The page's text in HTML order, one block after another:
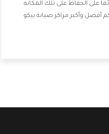
على الحفاظ على تلك المكانه
أفضل وأكبر مراكز صيانة بيكو
دون اى ازعاج كما أننا نهتم